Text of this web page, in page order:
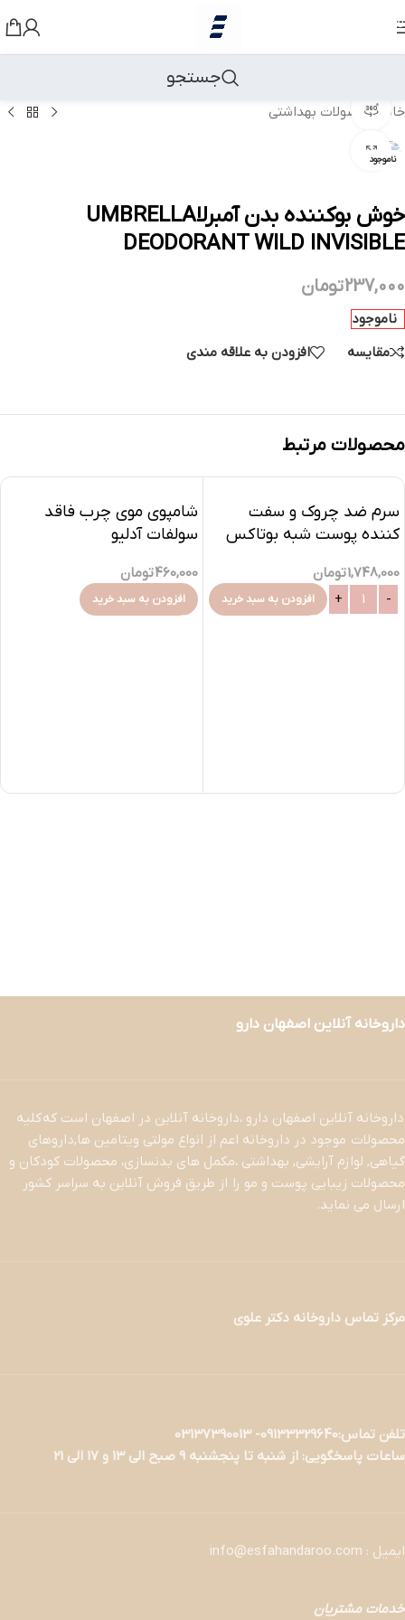
رد کردن به ناوبری
جستجو
خانه /محصولات بهداشتی
ناموجود
مشاهده 360 درجه
خوش بوکننده بدن آمبرلاUMBRELLA
DEODORANT WILD INVISIBLE
237,000تومان
ناموجود
مقایسه
افزودن به علاقه مندی
محصولات مرتبط
سرم ضد چروک و سفت
کننده پوست شبه بوتاکس
1,748,000تومان
افزودن به سبد خرید
شامپوی موی چرب فاقد
سولفات آدلیو
460,000تومان
افزودن به سبد خرید
داروخانه آنلاین اصفهان دارو
داروخانه آنلاین اصفهان دارو ،داروخانه آنلاین در اصفهان است که کلیه
محصولات موجود در داروخانه اعم از انواع مولتی ویتامین ها,داروهای
گیاهی, لوازم آرایشی, بهداشتی ،مکمل های بدنسازی، محصولات کودکان و
محصولات زیبایی پوست و مو را از طریق فروش آنلاین به سراسر کشور
ارسال می نماید.
مرکز تماس داروخانه دکتر علوی
تلفن تماس:09133329640- 03137390013
ساعات پاسخگویی: از شنبه تا پنجشنبه 9 صبح الی 13 و 17 الی 21
ایمیل : info@esfahandaroo.com
خدمات مشتریان